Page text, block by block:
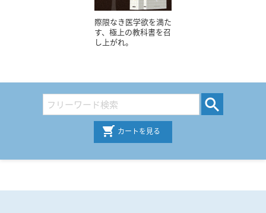
際限なき医学欲を満た
す、極上の教科書を召
し上がれ。
カートを見る